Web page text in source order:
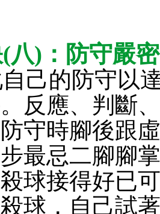
八)：防守嚴
的防守以達
反應、判斷
守時腳後跟
最忌二腳腳
球接得好已
球，自己